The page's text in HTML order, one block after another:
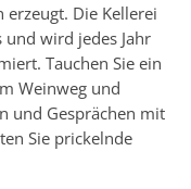
Die Kellerei
und wird jedes Jahr
Tauchen Sie ein
Weinweg und
und Gesprächen mit
Sie prickelnde